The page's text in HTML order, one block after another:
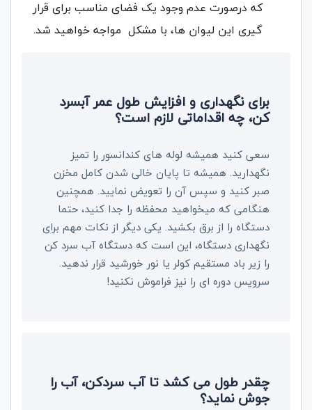
که درصورت عدم وجود یک فضای مناسب برای قرار
گیری این لیوان ها، با مشکل مواجه خواهید شد.
برای نگهداری و افزایش طول عمر آبسرد
کن، چه اقداماتی لازم است؟
سعی کنید همیشه لوله های کندانسور را تمیز
نگهدارید. همیشه تا پایان خالی شدن کامل مخزن
صبر کنید و سپس آن را تعویض نمایید. همچنین
هنگامی که میخواهید محفظه را جدا کنید، حتما
دستگاه را از برق بکشید. یکی دیگر از نکات مهم برای
نگهداری دستگاه، این است که دستگاه آب سرد کن
را زیر باد مستقیم کولر یا نور خورشید قرار ندهید.
سرویس دوره ای را نیز فراموش نکنید!
چقدر طول می کشد تا آب سردکن، آب را
جوش نماید؟